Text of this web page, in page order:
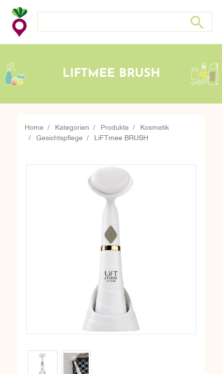
Suche nach: Zum Beispiel Wein, Fleisch, Keramik, Holz,
Suche
LIFTMEE BRUSH
Home Kategorien Produkte Kosmetik
Gesichtspflege LiFTmee BRUSH